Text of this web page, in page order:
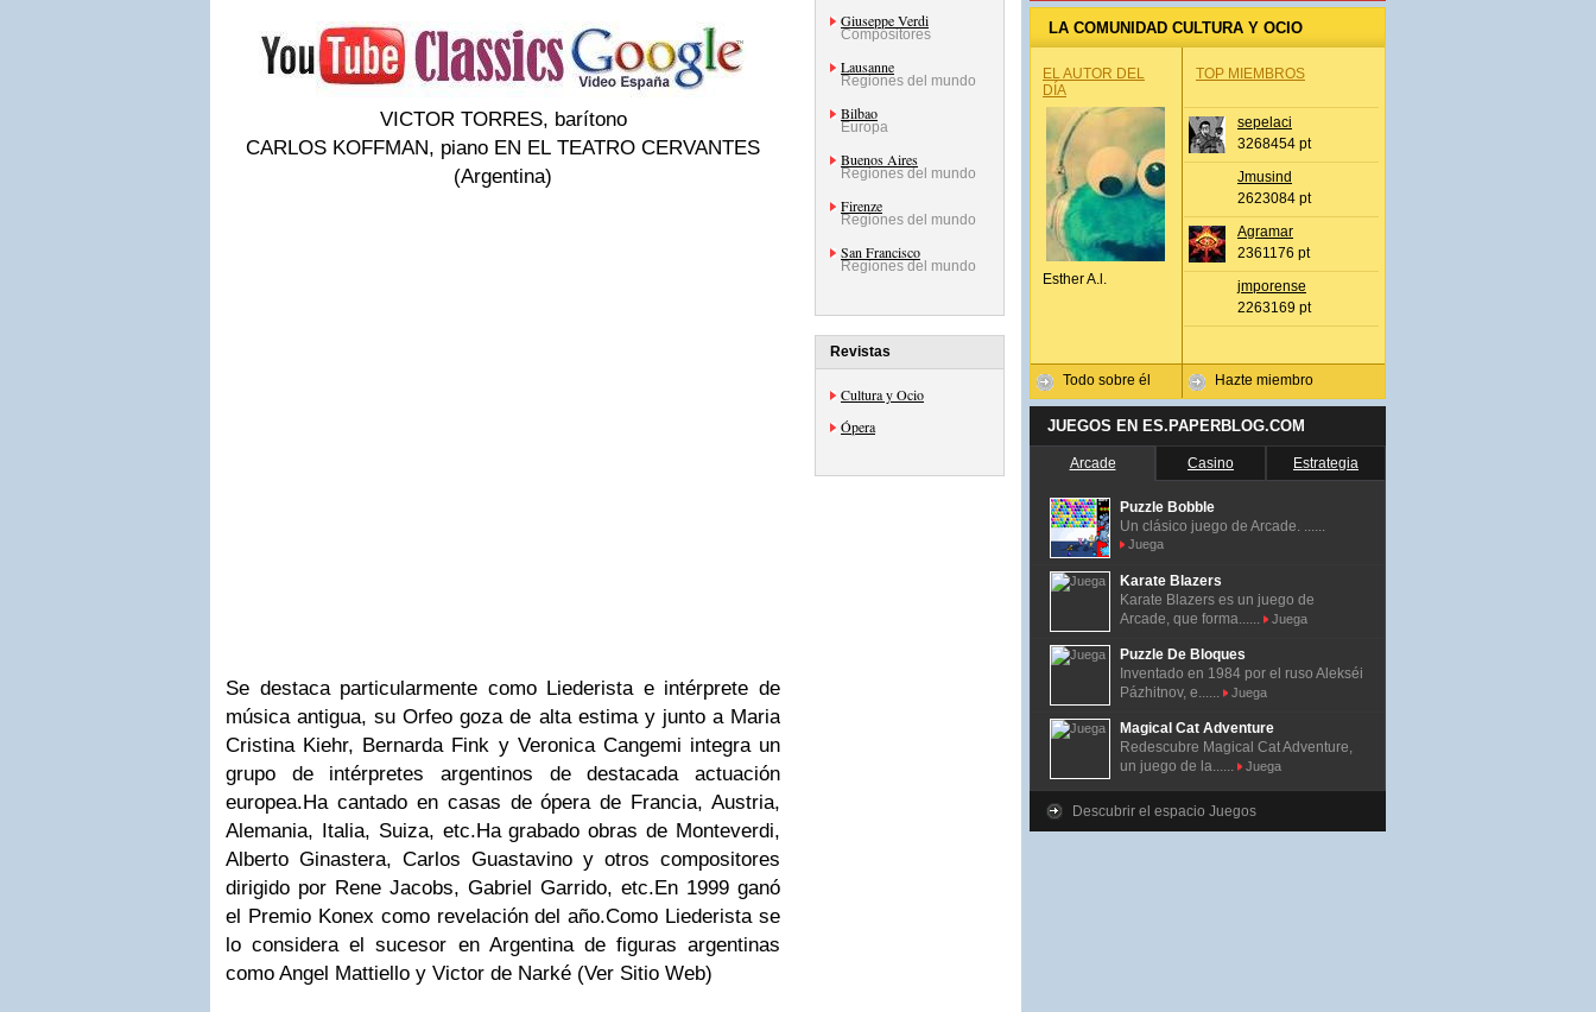
VICTOR TORRES, barítono
CARLOS KOFFMAN, piano EN EL TEATRO CERVANTES
(Argentina)
Se destaca particularmente como Liederista e intérprete de
música antigua, su Orfeo goza de alta estima y junto a Maria
Cristina Kiehr, Bernarda Fink y Veronica Cangemi integra un
grupo de intérpretes argentinos de destacada actuación
europea.Ha cantado en casas de ópera de Francia, Austria,
Alemania, Italia, Suiza, etc.Ha grabado obras de Monteverdi,
Alberto Ginastera, Carlos Guastavino y otros compositores
dirigido por Rene Jacobs, Gabriel Garrido, etc.En 1999 ganó
el Premio Konex como revelación del año.Como Liederista se
lo considera el sucesor en Argentina de figuras argentinas
como Angel Mattiello y Victor de Narké (Ver Sitio Web)
Giuseppe Verdi
Compositores
Lausanne
Regiones del mundo
Bilbao
Europa
Buenos Aires
Regiones del mundo
Firenze
Regiones del mundo
San Francisco
Regiones del mundo
Revistas
Cultura y Ocio
Ópera
LA COMUNIDAD CULTURA Y OCIO
EL AUTOR DEL
DÍA
Esther A.l.
Todo sobre él
TOP MIEMBROS
sepelaci
3268454 pt
Jmusind
2623084 pt
Agramar
2361176 pt
jmporense
2263169 pt
Hazte miembro
JUEGOS EN ES.PAPERBLOG.COM
Arcade Casino Estrategia
Puzzle Bobble
Un clásico juego de Arcade. ......
Juega
Karate Blazers
Karate Blazers es un juego de
Arcade, que forma......
Juega
Puzzle De Bloques
Inventado en 1984 por el ruso Alekséi
Pázhitnov, e......
Juega
Magical Cat Adventure
Redescubre Magical Cat Adventure,
un juego de la......
Juega
Descubrir el espacio Juegos